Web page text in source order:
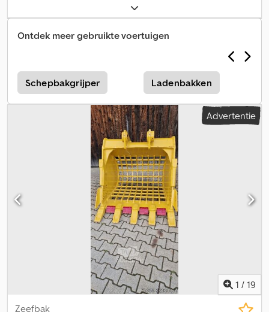
03. Breedte ca. 1.500 mm. Voor graafmachines vanaf ca. 5 ton.
Dodpezh Ty Refx An Ejkr = Verdere informatie = Toepassing: Bouw
Neem contact op met Jan-Marc Schwickert voor meer
Ontdek meer gebruikte voertuigen
Schepbakgrijper Ladenbakken
Advertentie
1 / 19
Zeefbak